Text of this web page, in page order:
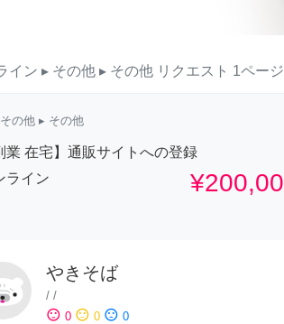
イン ▸ その他 ▸ その他 リクエスト 1ページ
その他 ▸ その他
業 在宅】通販サイトへの登録
ライン
やきそば
/ /
sentiment_satisfied 0 sentiment_neutral 0 sentiment_dissatisfied 0